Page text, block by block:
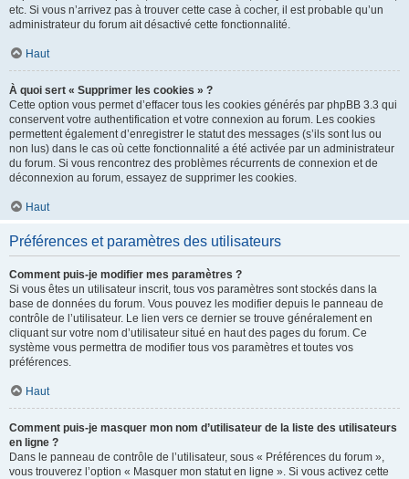
etc. Si vous n’arrivez pas à trouver cette case à cocher, il est probable qu’un
administrateur du forum ait désactivé cette fonctionnalité.
Haut
À quoi sert « Supprimer les cookies » ?
Cette option vous permet d’effacer tous les cookies générés par phpBB 3.3 qui
conservent votre authentification et votre connexion au forum. Les cookies
permettent également d’enregistrer le statut des messages (s’ils sont lus ou
non lus) dans le cas où cette fonctionnalité a été activée par un administrateur
du forum. Si vous rencontrez des problèmes récurrents de connexion et de
déconnexion au forum, essayez de supprimer les cookies.
Haut
Préférences et paramètres des utilisateurs
Comment puis-je modifier mes paramètres ?
Si vous êtes un utilisateur inscrit, tous vos paramètres sont stockés dans la
base de données du forum. Vous pouvez les modifier depuis le panneau de
contrôle de l’utilisateur. Le lien vers ce dernier se trouve généralement en
cliquant sur votre nom d’utilisateur situé en haut des pages du forum. Ce
système vous permettra de modifier tous vos paramètres et toutes vos
préférences.
Haut
Comment puis-je masquer mon nom d’utilisateur de la liste des utilisateurs
en ligne ?
Dans le panneau de contrôle de l’utilisateur, sous « Préférences du forum »,
vous trouverez l’option « Masquer mon statut en ligne ». Si vous activez cette